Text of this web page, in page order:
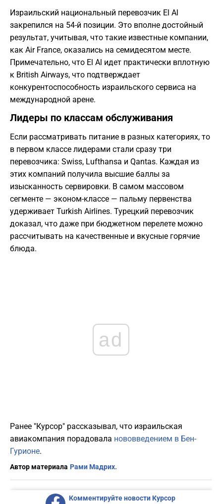
Израильский национальный перевозчик El Al
закрепился на 54-й позиции. Это вполне достойный
результат, учитывая, что такие известные компании,
как Air France, оказались на семидесятом месте.
Примечательно, что El Al идет практически вплотную
к British Airways, что подтверждает
конкурентоспособность израильского сервиса на
международной арене.
Лидеры по классам обслуживания
Если рассматривать питание в разных категориях, то
в первом классе лидерами стали сразу три
перевозчика: Swiss, Lufthansa и Qantas. Каждая из
этих компаний получила высшие баллы за
изысканность сервировки. В самом массовом
сегменте — эконом-классе — пальму первенства
удерживает Turkish Airlines. Турецкий перевозчик
доказал, что даже при бюджетном перелете можно
рассчитывать на качественные и вкусные горячие
блюда.
ad
Ранее "Курсор" рассказывал, что израильская
авиакомпания порадовала нововведением в Бен-
Гурионе.
Автор материала Рами Мадрих.
Комментируйте новости Курсор